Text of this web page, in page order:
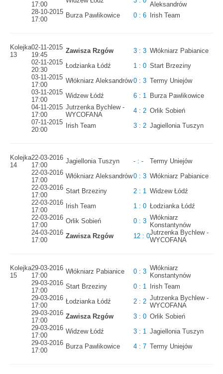
17:00
Aleksandrów
28-10-2015
17:00
Burza Pawlikowice 0 : 6 Irish Team
Kolejka
13
02-11-2015
19:45
Zawisza Rzgów 3 : 3 Włókniarz Pabianice
02-11-2015
20:30
Łodzianka Łódź 1 : 0 Start Brzeziny
03-11-2015
17:00
Włókniarz Aleksandrów0 : 3 Termy Uniejów
03-11-2015
17:00
Widzew Łódź 6 : 1 Burza Pawlikowice
04-11-2015
17:00
Jutrzenka Bychlew -
WYCOFANA
4 : 2 Orlik Sobień
07-11-2015
20:00
Irish Team 3 : 2 Jagiellonia Tuszyn
Kolejka
14
22-03-2016
17:00
Jagiellonia Tuszyn - : -
Termy Uniejów
22-03-2016
17:00
Włókniarz Aleksandrów0 : 3 Włókniarz Pabianice
22-03-2016
17:00
Start Brzeziny 2 : 1 Widzew Łódź
22-03-2016
17:00
Irish Team 1 : 0 Łodzianka Łódź
22-03-2016
17:00
Orlik Sobień 0 : 3 Włókniarz
Konstantynów
24-03-2016
17:00
Zawisza Rzgów 12 : 0Jutrzenka Bychlew -
WYCOFANA
Kolejka
15
29-03-2016
17:00
Włókniarz Pabianice 0 : 3 Włókniarz
Konstantynów
29-03-2016
17:00
Start Brzeziny 0 : 1
Irish Team
29-03-2016
17:00
Łodzianka Łódź 2 : 2 Jutrzenka Bychlew -
WYCOFANA
29-03-2016
17:00
Zawisza Rzgów 3 : 0 Orlik Sobień
29-03-2016
17:00
Widzew Łódź 3 : 1 Jagiellonia Tuszyn
29-03-2016
17:00
Burza Pawlikowice 4 : 7 Termy Uniejów